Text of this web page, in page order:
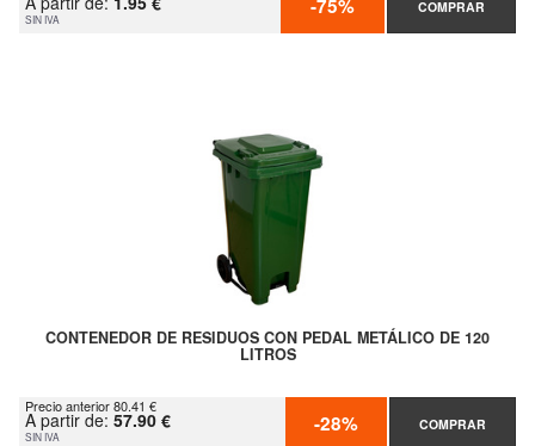
SIN IVA -75% COMPRAR
CONTENEDOR DE RESIDUOS CON PEDAL METÁLICO DE 120
LITROS
Precio anterior 80.41 €
A partir de: 57.90 €
SIN IVA -28% COMPRAR